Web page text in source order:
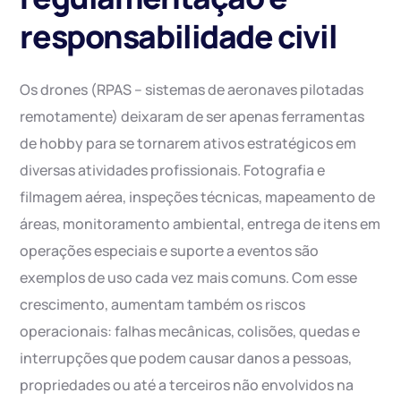
responsabilidade civil
Os drones (RPAS – sistemas de aeronaves pilotadas
remotamente) deixaram de ser apenas ferramentas
de hobby para se tornarem ativos estratégicos em
diversas atividades profissionais. Fotografia e
filmagem aérea, inspeções técnicas, mapeamento de
áreas, monitoramento ambiental, entrega de itens em
operações especiais e suporte a eventos são
exemplos de uso cada vez mais comuns. Com esse
crescimento, aumentam também os riscos
operacionais: falhas mecânicas, colisões, quedas e
interrupções que podem causar danos a pessoas,
propriedades ou até a terceiros não envolvidos na